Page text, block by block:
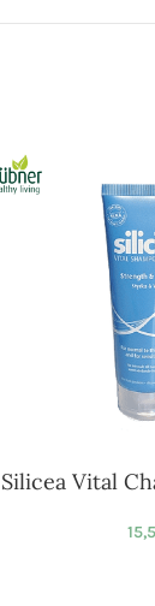
Silicea Vital